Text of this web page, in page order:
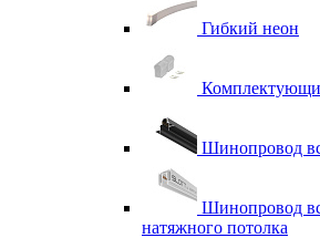
Гибкий неон
Шинопровод
Шинопровод
натяжного потолка